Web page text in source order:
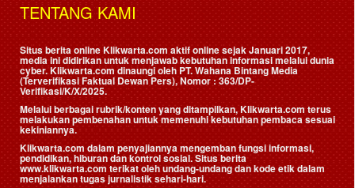
TENTANG KAMI
Situs berita online Klikwarta.com aktif online sejak Januari 2017,
media ini didirikan untuk menjawab kebutuhan informasi melalui dunia
cyber. Klikwarta.com dinaungi oleh PT. Wahana Bintang Media
(Terverifikasi Faktual Dewan Pers), Nomor : 363/DP-
Verifikasi/K/X/2025.
Melalui berbagai rubrik/konten yang ditampilkan, Klikwarta.com terus
melakukan pembenahan untuk memenuhi kebutuhan pembaca sesuai
kekiniannya.
Klikwarta.com dalam penyajiannya mengemban fungsi informasi,
pendidikan, hiburan dan kontrol sosial. Situs berita
www.klikwarta.com terikat oleh undang-undang dan kode etik dalam
menjalankan tugas jurnalistik sehari-hari.